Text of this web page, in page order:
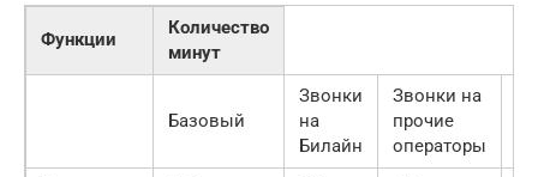
Функции
Количество
минут
Базовый
Звонки
на
Билайн
Звонки на
прочие
операторы